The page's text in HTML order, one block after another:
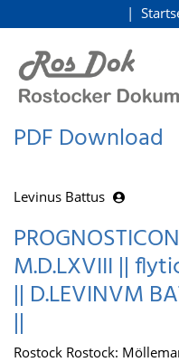
zum Inhalt
PDF Download
Levinus Battus
M.D.LXVIII ||
|| D.LEVINVM
||
Rostock Rostock: